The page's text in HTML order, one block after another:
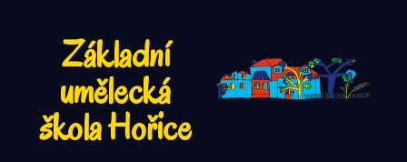
Základní
umělecká
škola Hořice